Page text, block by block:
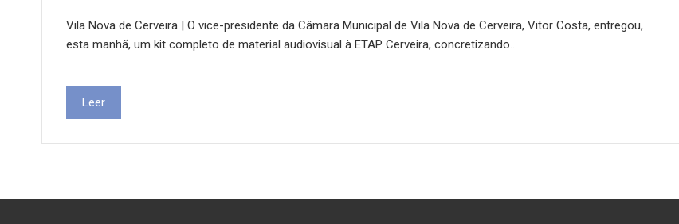
Vila Nova de Cerveira | O vice-presidente da Câmara Municipal de Vila Nova de Cerveira, Vitor Costa, entregou,
esta manhã, um kit completo de material audiovisual à ETAP Cerveira, concretizando…
Leer